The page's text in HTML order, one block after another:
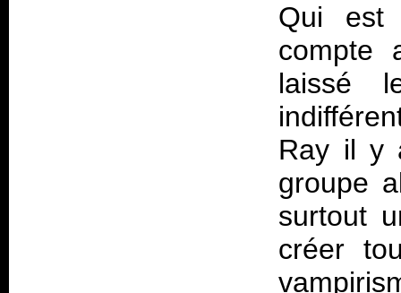
Qui est
compte
laissé
Ray il y
groupe
surtout
créer